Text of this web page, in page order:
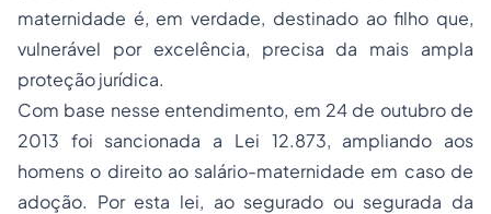
maternidade é, em verdade, destinado ao filho que,
vulnerável por excelência, precisa da mais ampla
proteção jurídica.
Com base nesse entendimento, em 24 de outubro de
2013 foi sancionada a Lei 12.873, ampliando aos
homens o direito ao salário-maternidade em caso de
adoção. Por esta lei, ao segurado ou segurada da